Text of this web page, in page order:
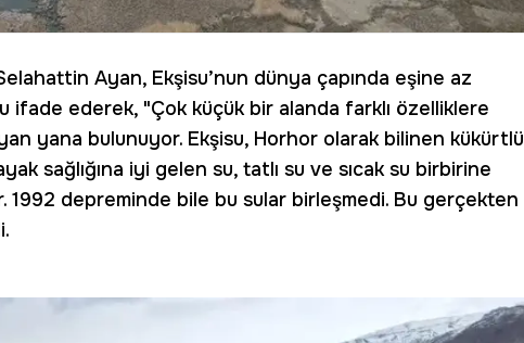
Ayan, Ekşisu’nun dünya çapında eşine az
ifade ederek, "Çok küçük bir alanda farklı özelliklere
yana bulunuyor. Ekşisu, Horhor olarak bilinen kükürtlü
sağlığına iyi gelen su, tatlı su ve sıcak su birbirine
1992 depreminde bile bu sular birleşmedi. Bu gerçekten